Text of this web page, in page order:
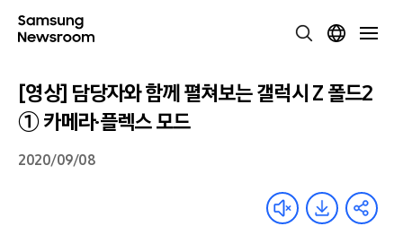
[영상] 담당자와 함께 펼쳐보는 갤럭시 Z 폴드2
① 카메라·플렉스 모드
2020/09/08